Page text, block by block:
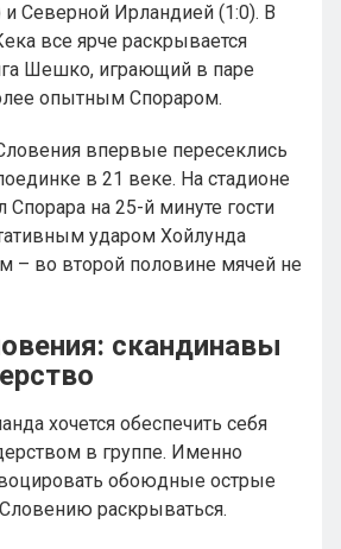
Северной Ирландией (1:0). В
все ярче раскрывается
Шешко, играющий в паре
опытным Спораром.
впервые пересеклись
в 21 веке. На стадионе
на 25-й минуте гости
ударом Хойлунда
– во второй половине мячей не
скандинавы
хочется обеспечить себя
в группе. Именно
обоюдные острые
Словению раскрываться.